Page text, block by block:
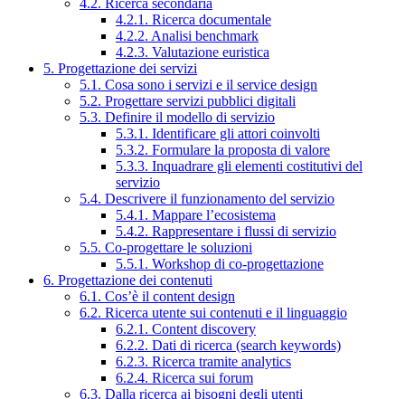
4.2. Ricerca secondaria
4.2.1. Ricerca documentale
4.2.2. Analisi benchmark
4.2.3. Valutazione euristica
5. Progettazione dei servizi
5.1. Cosa sono i servizi e il service design
5.2. Progettare servizi pubblici digitali
5.3. Definire il modello di servizio
5.3.1. Identificare gli attori coinvolti
5.3.2. Formulare la proposta di valore
5.3.3. Inquadrare gli elementi costitutivi del
servizio
5.4. Descrivere il funzionamento del servizio
5.4.1. Mappare l’ecosistema
5.4.2. Rappresentare i flussi di servizio
5.5. Co-progettare le soluzioni
5.5.1. Workshop di co-progettazione
6. Progettazione dei contenuti
6.1. Cos’è il content design
6.2. Ricerca utente sui contenuti e il linguaggio
6.2.1. Content discovery
6.2.2. Dati di ricerca (search keywords)
6.2.3. Ricerca tramite analytics
6.2.4. Ricerca sui forum
6.3. Dalla ricerca ai bisogni degli utenti